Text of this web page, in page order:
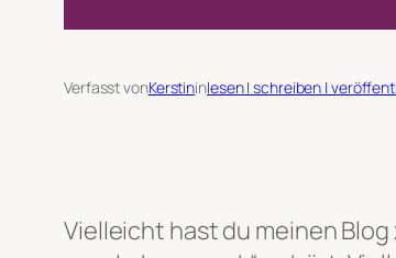
Verfasst vonKerstininlesen | schreiben |
Vielleicht hast du meinen